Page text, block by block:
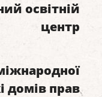
освітній
центр
домів прав